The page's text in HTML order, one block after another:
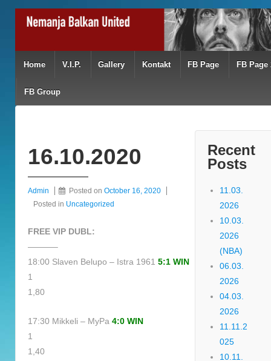
Home V.I.P. Gallery Kontakt FB Page FB Page
FB Group
16.10.2020
Admin Posted on October 16, 2020
Posted in Uncategorized
FREE VIP DUBL:
———–
18:00 Slaven Belupo – Istra 1961 5:1 WIN
1
1,80
17:30 Mikkeli – MyPa 4:0 WIN
1
1,40
Recent
Posts
11.03.
2026
10.03.
2026
(NBA)
06.03.
2026
04.03.
2026
11.11.2
025
10.11.